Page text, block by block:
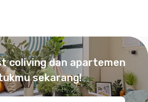
coliving dan apartemen
sekarang!